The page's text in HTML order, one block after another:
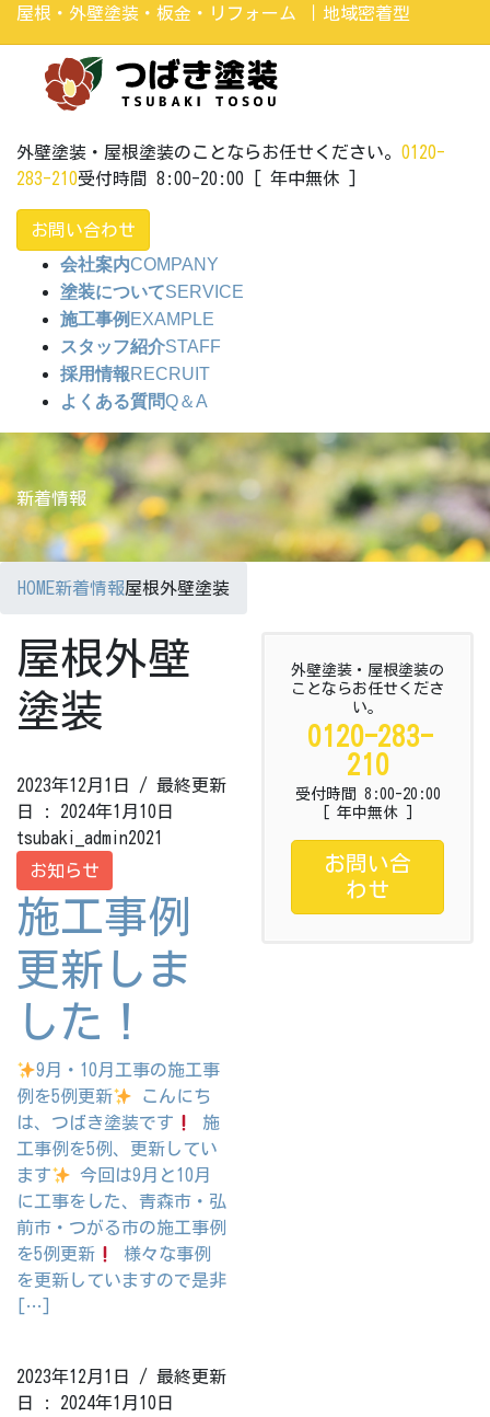
屋根・外壁塗装・板金・リフォーム ｜地域密着型
外壁塗装・屋根塗装のことならお任せください。 0120-
283-210受付時間 8:00-20:00 [ 年中無休 ]
お問い合わせ
会社案内COMPANY
塗装についてSERVICE
施工事例 EXAMPLE
スタッフ紹介STAFF
採用情報RECRUIT
よくある質問Q＆A
新着情報
HOME新着情報屋根外壁塗装
屋根外壁
塗装
2023年12月1日
/ 最終更新
日 : 2024年1月10日
tsubaki_admin2021
お知らせ
施工事例
更新しま
した！
9月・10月工事の施工事
例を5例更新
こんにち
は、つばき塗装です
施
工事例を5例、更新してい
ます
今回は9月と10月
に工事をした、青森市・弘
前市・つがる市の施工事例
を5例更新
様々な事例
を更新していますので是非
[…]
2023年12月1日
/ 最終更新
日 : 2024年1月10日
外壁塗装・屋根塗装の
ことならお任せくださ
い。
0120-283-
210
受付時間 8:00-20:00
[ 年中無休 ]
お問い合
わせ